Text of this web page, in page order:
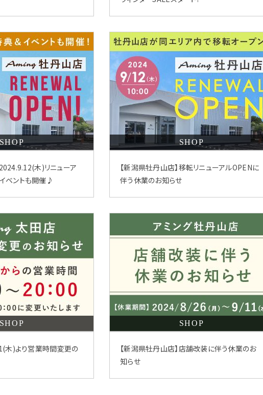
SHOP
木)リニューア
ベントも開催♪
SHOP
【新潟県牡丹山店】移転リニューアルOPENに
伴う休業のお知らせ
SHOP
木)より営業時間変更の
SHOP
【新潟県牡丹山店】店舗改装に伴う休業のお
知らせ